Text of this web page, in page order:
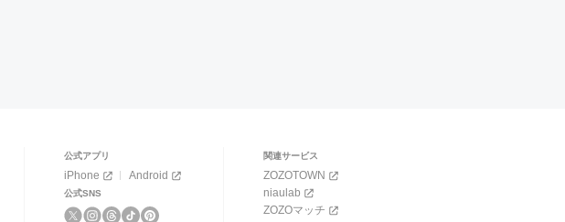
公式アプリ
iPhone Android
公式SNS
関連サービス
ZOZOTOWN
niaulab
ZOZOマッチ